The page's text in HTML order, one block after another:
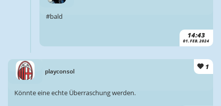
14:43
01. FEB. 2024
#bald
playconsol
1
Könnte eine echte Überraschung werden.